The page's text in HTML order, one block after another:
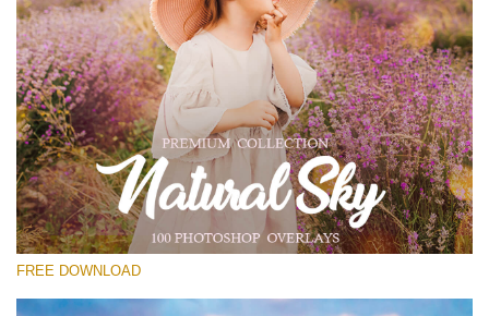
โปรดเลือก
Free Photoshop Overlay #12
Small 800*533px
Natural Sky
(100 Overlays)
FREE DOWNLOAD